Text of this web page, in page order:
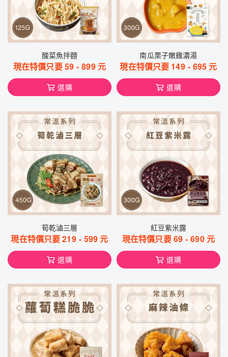
酸菜魚拌麵
現在特價只要59 - 899元
選購
南瓜栗子嫩雞濃湯
現在特價只要 149 - 695 元
選購
筍乾滷三層
現在特價只要219 - 599 元
選購
紅豆紫米露
現在特價只要69 - 690元
選購